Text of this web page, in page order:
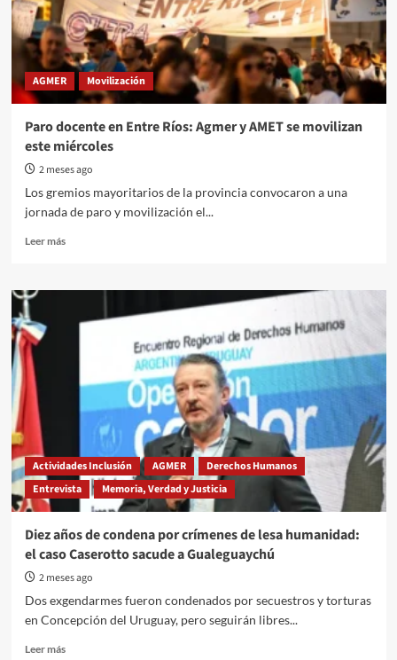
se
moviliza
a
Paraná
contra
salarial
y
la
jubilatoria
AGMER Movilización
Paro docente en Entre Ríos: Agmer y AMET se movilizan
este miércoles
2 meses ago
Los gremios mayoritarios de la provincia convocaron a una
jornada de paro y movilización el...
Leer másRead
Paro
este
miércoles
Actividades Inclusión AGMER
Derechos Humanos
Entrevista
Memoria, Verdad y Justicia
Diez años de condena por crímenes de lesa humanidad:
el caso Caserotto sacude a Gualeguaychú
2 meses ago
Dos exgendarmes fueron condenados por secuestros y torturas
en Concepción del Uruguay, pero seguirán libres...
Leer másRead